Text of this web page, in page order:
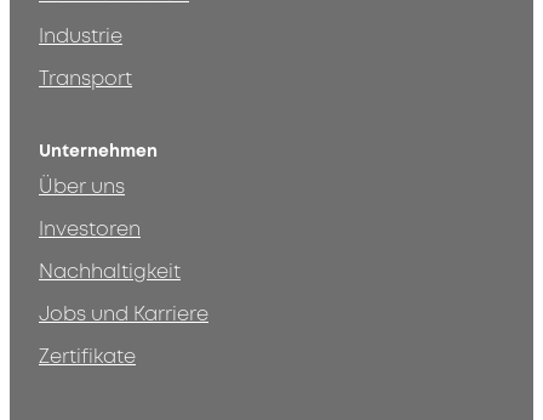
Industrie
Transport
Unternehmen
Über uns
Investoren
Nachhaltigkeit
Jobs und Karriere
Zertifikate